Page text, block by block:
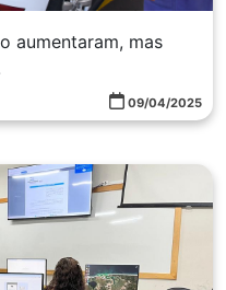
aumentaram, mas
09/04/2025